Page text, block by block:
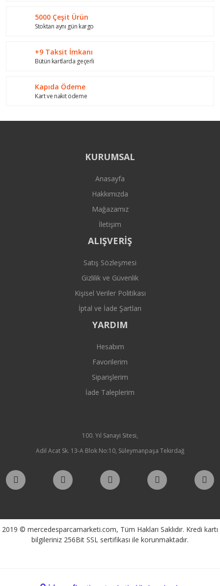
Bu ürüne benzer farklı alternatifler olmalı.
5000 Çeşit Ürün
Stoktan aynı gün kargo
+9 Taksit İmkanı
Bütün kartlarda geçerli
Kapıda Ödeme
Kart ve nakit ödeme
KURUMSAL
Anasayfa
Hakkımızda
Mağazamız
İletişim
ALIŞVERİŞ
Satış Sözleşmesi
Gizlilik ve Güvenlik
Kişisel Veriler Politikası
İptal ve İade Şartları
YARDIM
Hesabım
Favorilerim
Siparişlerim
İade Taleplerim
100. Yıl Sanayi Sitesi,
Adil Acat Sk. 13-A Blok No:10, Süleymanpaşa Tekirdağ
2019 © mercedesparcamarketi.com, Tüm Hakları Saklıdır. Kredi kartı
bilgileriniz 256Bit SSL sertifikası ile korunmaktadır.